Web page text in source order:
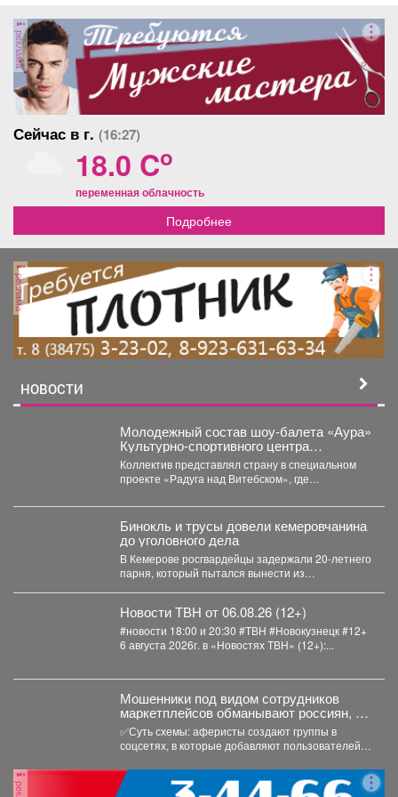
реклама
Сейчас в г. (16:27)
18.0 Co
переменная облачность
Подробнее
реклама
НОВОСТИ
Молодежный состав шоу-балета «Аура»
Культурно-спортивного центра
металлургов победил в международном
конкурсе «Славянский базар» в
Витебске.
Коллектив представлял страну в специальном
проекте «Радуга над Витебском», где
России,...
Бинокль и трусы довели кемеровчанина
до уголовного дела
В Кемерове росгвардейцы задержали 20-летнего
парня, который пытался вынести из
Новости ТВН от 06.08.26 (12+)
#новости 18:00 и 20:30 #ТВН #Новокузнецк #12+
6 августа 2026г. в «Новостях ТВН» (12+):...
Мошенники под видом сотрудников
маркетплейсов обманывают россиян, у
которых скоро день рождения.
✅Суть схемы: аферисты создают группы в
соцсетях, в которые добавляют пользователей в